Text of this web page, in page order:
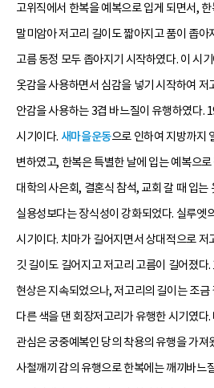
고위직에서 한복을 예복으로 입게 되면서,
말미암아 저고리 길이도 짧아지고 품이 좁
고름 동정 모두 좁아지기 시작하였다. 이 시
옷감을 사용하면서 심감을 넣기 시작하여 저
안감을 사용하는 3겹 바느질이 유행하였다.
시기이다. 새마을운동으로 인하여 지방까지
변하였고, 한복은 특별한 날에 입는 예복으
대학의 사은회, 결혼식 참석, 교회 갈 때 입는
실용성보다는 장식성이 강화되었다. 실루엣
시기이다. 치마가 길어지면서 상대적으로 저
깃 길이도 길어지고 저고리 고름이 길어졌
현상은 지속되었으나, 저고리의 길이는 조금
다른 색을 댄 회장저고리가 유행한 시기였다
관심은 궁중예복인 당의 착용의 유행을 가
사철깨끼 감의 유행으로 한복에는 깨끼바느